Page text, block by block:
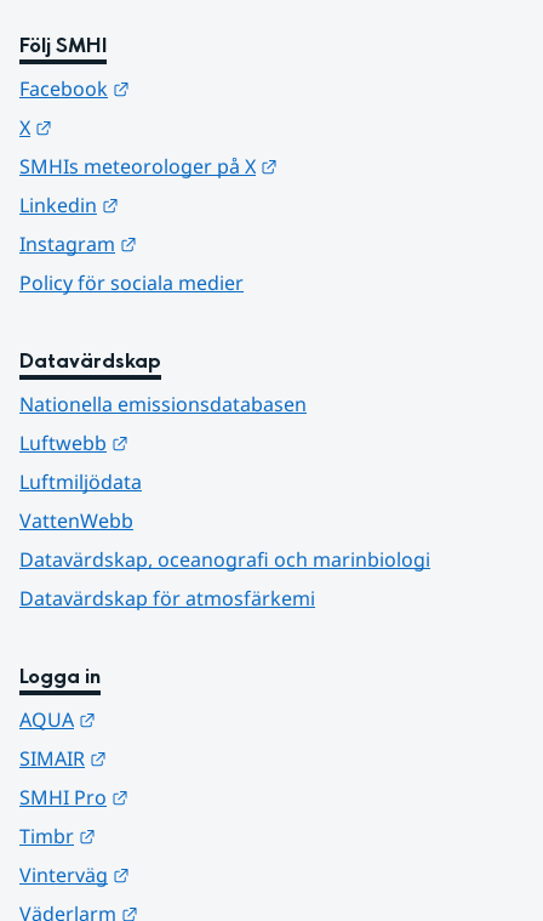
Följ SMHI
Facebook
X
SMHIs meteorologer på X
Linkedin
Instagram
Policy för sociala medier
Datavärdskap
Nationella emissionsdatabasen
Luftwebb
Luftmiljödata
VattenWebb
Datavärdskap, oceanografi och marinbiologi
Datavärdskap för atmosfärkemi
Logga in
AQUA
SIMAIR
SMHI Pro
Timbr
Vinterväg
Väderlarm